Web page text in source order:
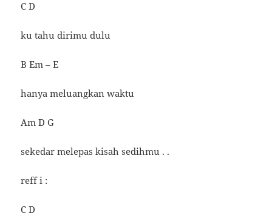
C D
ku tahu dirimu dulu
B Em – E
hanya meluangkan waktu
Am D G
sekedar melepas kisah sedihmu . .
reff i :
C D